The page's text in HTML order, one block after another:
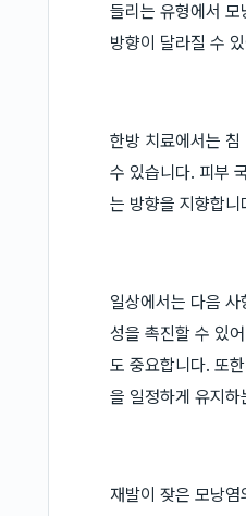
들리는 유형에서
방향이 달라질 수
한방 치료에서는
수 있습니다. 피부
는 방향을 지향합니
일상에서는 다음
성을 촉진할 수 있
도 중요합니다. 또
을 일정하게 유지
재발이 잦은 모낭